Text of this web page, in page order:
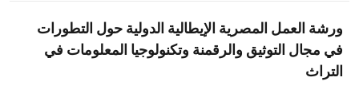
ورشة العمل المصرية الإيطالية الدولية حول التطورات
في مجال التوثيق والرقمنة وتكنولوجيا المعلومات في
التراث